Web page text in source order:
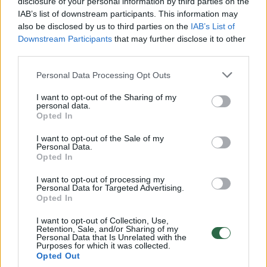
IAB’s list of downstream participants. This information may
also be disclosed by us to third parties on the IAB’s List of
Downstream Participants that may further disclose it to other
Personal Data Processing Opt Outs
I want to opt-out of the Sharing of my
personal data.
Opted In
I want to opt-out of the Sale of my
Personal Data.
Opted In
I want to opt-out of processing my
Personal Data for Targeted Advertising.
Opted In
I want to opt-out of Collection, Use,
Retention, Sale, and/or Sharing of my
Personal Data that Is Unrelated with the
Purposes for which it was collected.
Opted Out
00:00:49
Pateikė daugiau detalių apie iš tėvų paimtus šešis
vaikus: jiems kilusi grėsmė
Vaizdai iš tragiškos avarijos Vilniaus r.: dviejų moterų ir
vaiko gyvybių išgelbėti nepavyko
vaizdas pribloškia
Žinios | Lietuvos diena
00:02:01
„Pagarba pirmajai premjerei“: pasidalijo jautriais
prisiminimais apie Kazimierą Prunskienę